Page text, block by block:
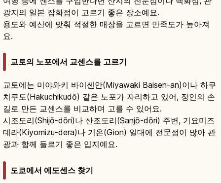
광지의 일본 잡화점이 고르기 좋은 장소예요.
용도와 예산에 맞춰 적절한 매장을 고르면 만족도가 높아져
요.
교토의 노포에서 교센스를 고르기
교토에는 미야와키 바이센안(Miyawaki Baisen-an)이나 하쿠
치쿠도(Hakuchikudō) 같은 노포가 자리하고 있어, 장인의 손
길로 만든 교센스를 비교하며 고를 수 있어요.
시조도리(Shijō-dōri)나 산조도리(Sanjō-dōri) 주변, 기요미즈
데라(Kiyomizu-dera)나 기온(Gion) 일대에 전문점이 많아 관
광과 함께 들르기 좋은 입지예요.
도쿄에서 에도센스 찾기